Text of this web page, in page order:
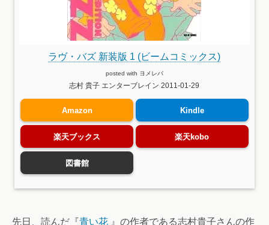
ラヴ・バズ 新装版 1 (ビームコミックス)
posted with ヨメレバ
志村 貴子 エンターブレイン 2011-01-29
Amazon Kindle
楽天ブックス 楽天kobo
図書館
先日、読んだ『青い花 』の作者である志村貴子さんの作